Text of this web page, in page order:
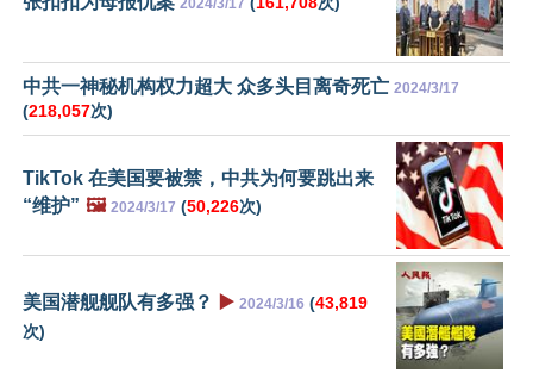
中共一神秘机构权力超大 众多头目离奇死亡 2024/3/17
(218,057次)
TikTok 在美国要被禁，中共为何要跳出来
“维护” 🖼️ 2024/3/17 (50,226次)
美国潜舰舰队有多强？ ▶️ 2024/3/16 (43,819
次)